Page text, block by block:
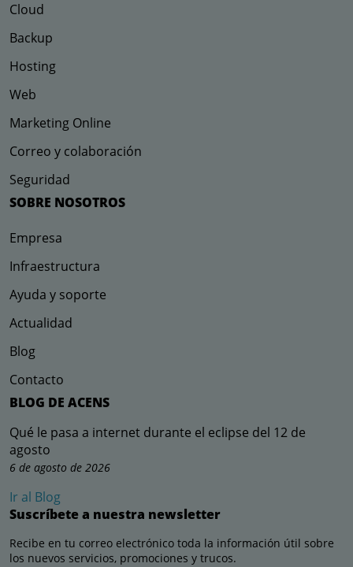
Cloud
Backup
Hosting
Web
Marketing Online
Correo y colaboración
Seguridad
SOBRE NOSOTROS
Empresa
Infraestructura
Ayuda y soporte
Actualidad
Blog
Contacto
BLOG DE ACENS
Qué le pasa a internet durante el eclipse del 12 de
agosto
6 de agosto de 2026
Ir al Blog
Suscríbete a nuestra newsletter
Recibe en tu correo electrónico toda la información útil sobre
los nuevos servicios, promociones y trucos.